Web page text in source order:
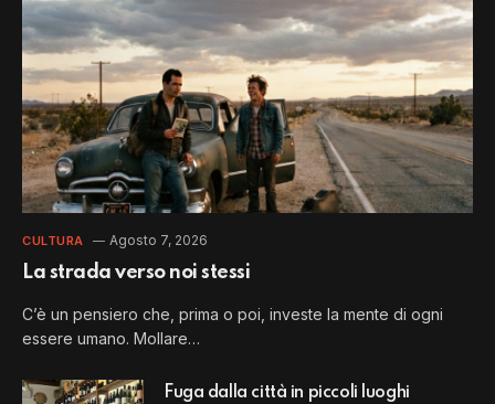
CULTURA Agosto 7, 2026
La strada verso noi stessi
C’è un pensiero che, prima o poi, investe la mente di ogni
essere umano. Mollare…
Fuga dalla città in piccoli luoghi